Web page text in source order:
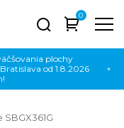
0
plochy
od 1.8.2026
×
SBGX361G